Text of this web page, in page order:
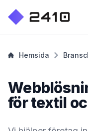
Hemsida
för textil